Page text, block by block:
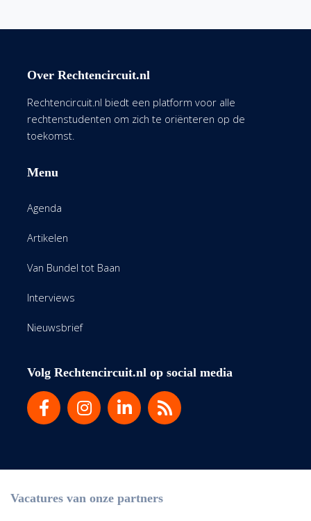
Over Rechtencircuit.nl
Rechtencircuit.nl biedt een platform voor alle
rechtenstudenten om zich te oriënteren op de
toekomst.
Menu
Agenda
Artikelen
Van Bundel tot Baan
Interviews
Nieuwsbrief
Volg Rechtencircuit.nl op social media
Vacatures van onze partners